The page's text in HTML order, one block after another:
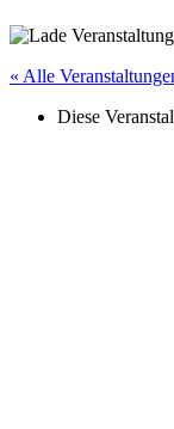
« Alle
Diese